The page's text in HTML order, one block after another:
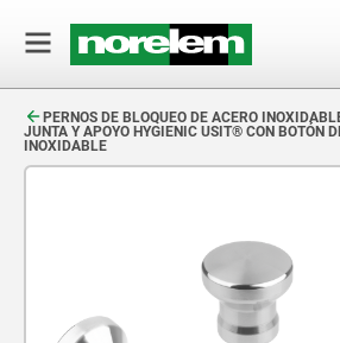
PERNOS DE BLOQUEO DE ACERO
JUNTA Y APOYO HYGIENIC USIT® CON BOTÓN
INOXIDABLE